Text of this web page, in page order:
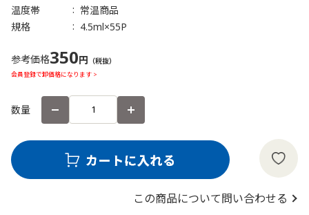
温度帯
常温商品
規格
4.5ml×55P
参考価格350円 （税抜）
会員登録で卸価格になります >
数量
この商品について問い合わせる